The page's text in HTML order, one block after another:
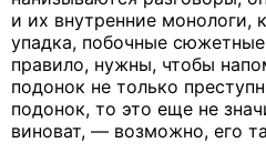
и их внутренние монологи,
упадка, побочные
правило, нужны, чтобы
подонок не только
подонок, то это еще не
виноват, — возможно, его